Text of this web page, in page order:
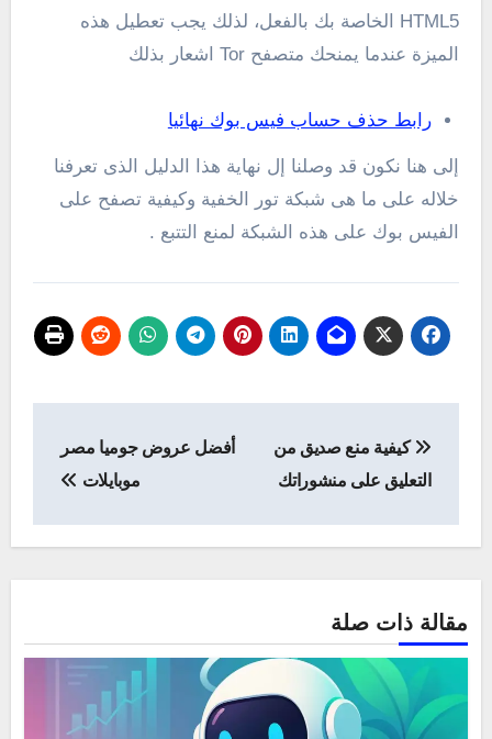
HTML5 الخاصة بك بالفعل، لذلك يجب تعطيل هذه
الميزة عندما يمنحك متصفح Tor اشعار بذلك
رابط حذف حساب فيس بوك نهائيا
إلى هنا نكون قد وصلنا إل نهاية هذا الدليل الذى تعرفنا
خلاله على ما هى شبكة تور الخفية وكيفية تصفح على
الفيس بوك على هذه الشبكة لمنع التتبع .
المقالات
كيفية منع صديق من
التعليق على منشوراتك
أفضل عروض جوميا مصر
موبايلات
مقالة ذات صلة